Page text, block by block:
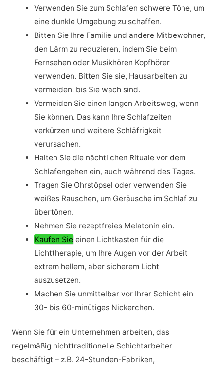
Verwenden Sie zum Schlafen schwere Töne, um
eine dunkle Umgebung zu schaffen.
Bitten Sie Ihre Familie und andere Mitbewohner,
den Lärm zu reduzieren, indem Sie beim
Fernsehen oder Musikhören Kopfhörer
verwenden. Bitten Sie sie, Hausarbeiten zu
vermeiden, bis Sie wach sind.
Vermeiden Sie einen langen Arbeitsweg, wenn
Sie können. Das kann Ihre Schlafzeiten
verkürzen und weitere Schläfrigkeit
verursachen.
Halten Sie die nächtlichen Rituale vor dem
Schlafengehen ein, auch während des Tages.
Tragen Sie Ohrstöpsel oder verwenden Sie
weißes Rauschen, um Geräusche im Schlaf zu
übertönen.
Nehmen Sie rezeptfreies Melatonin ein.
Kaufen Sie einen Lichtkasten für die
Lichttherapie, um Ihre Augen vor der Arbeit
extrem hellem, aber sicherem Licht
auszusetzen.
Machen Sie unmittelbar vor Ihrer Schicht ein
30- bis 60-minütiges Nickerchen.
Wenn Sie für ein Unternehmen arbeiten, das
regelmäßig nichttraditionelle Schichtarbeiter
beschäftigt – z.B. 24-Stunden-Fabriken,